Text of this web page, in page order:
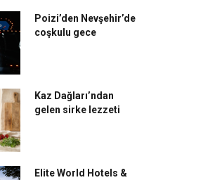
Poizi’den Nevşehir’de
coşkulu gece
Kaz Dağları’ndan
gelen sirke lezzeti
Elite World Hotels &